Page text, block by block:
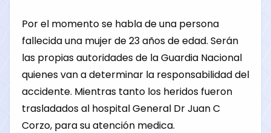
Por el momento se habla de una persona
fallecida una mujer de 23 años de edad. Serán
las propias autoridades de la Guardia Nacional
quienes van a determinar la responsabilidad del
accidente. Mientras tanto los heridos fueron
trasladados al hospital General Dr Juan C
Corzo, para su atención medica.